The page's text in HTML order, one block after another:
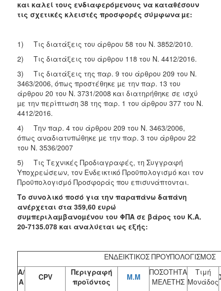
και καλεί τους ενδιαφερόμενους να καταθέσουν
τις σχετικές κλειστές προσφορές σύμφωνα µε:
1) Τις διατάξεις του άρθρου 58 του Ν. 3852/2010.
2) Τις διατάξεις του άρθρου 118 του Ν. 4412/2016.
3) Τις διατάξεις της παρ. 9 του άρθρου 209 του Ν.
3463/2006, όπως προστέθηκε µε την παρ. 13 του
άρθρου 20 του Ν. 3731/2008 και διατηρήθηκε σε ισχύ
µε την περίπτωση 38 της παρ. 1 του άρθρου 377 του Ν.
4412/2016.
4) Την παρ. 4 του άρθρου 209 του Ν. 3463/2006,
όπως αναδιατυπώθηκε µε την παρ. 3 του άρθρου 22
του Ν. 3536/2007
5) Τις Τεχνικές Προδιαγραφές, τη Συγγραφή
Υποχρεώσεων, τον Ενδεικτικό Προϋπολογισμό και τον
Προϋπολογισμό Προσφοράς που επισυνάπτονται.
Το συνολικό ποσό για την παραπάνω δαπάνη
ανέρχεται στα 359,60 ευρώ
συµπεριλαµβανοµένου του ΦΠΑ σε βάρος του Κ.Α.
20-7135.078 και αναλύεται ως εξής:
ΕΝΔΕΙΚΤΙΚΟΣ ΠΡΟΥΠΟΛΟΓΙΣΜΟΣ
Α/
Α
CPV
Περιγραφή
προϊόντος
Μ.Μ
ΠΟΣΟΤΗΤΑ
ΜΕΛΕΤΗΣ
Τιμή
Μονάδος